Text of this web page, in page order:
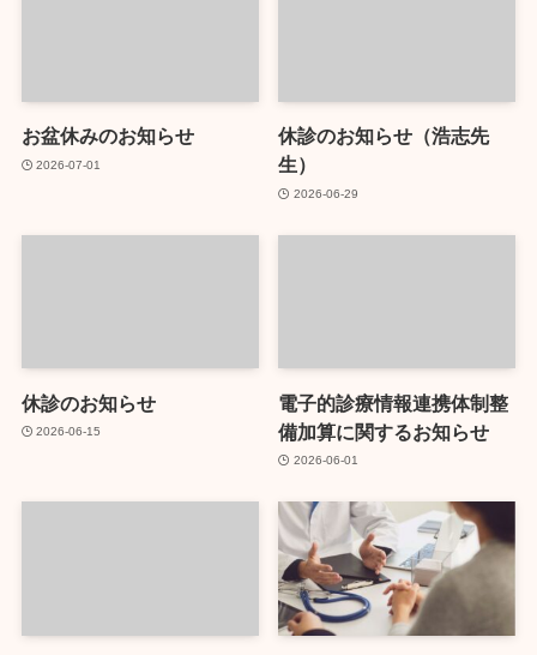
お盆休みのお知らせ
2026-07-01
休診のお知らせ（浩志先
生）
2026-06-29
休診のお知らせ
2026-06-15
電子的診療情報連携体制整
備加算に関するお知らせ
2026-06-01